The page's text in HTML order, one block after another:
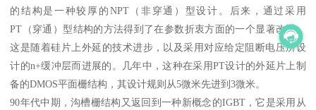
的结构是一种较厚的NPT（非穿通）型设计。后来，通过采用
PT（穿通）型结构的方法得到了在参数折衷方面的一个显著改进，
这是随着硅片上外延的技术进步，以及采用对应给定阻断电压所设
计的n+缓冲层而进展的。几年中，这种在采用PT设计的外延片上制
备的DMOS平面栅结构，其设计规则从5微米先进到3微米。
90年代中期，沟槽栅结构又返回到一种新概念的IGBT，它是采用从